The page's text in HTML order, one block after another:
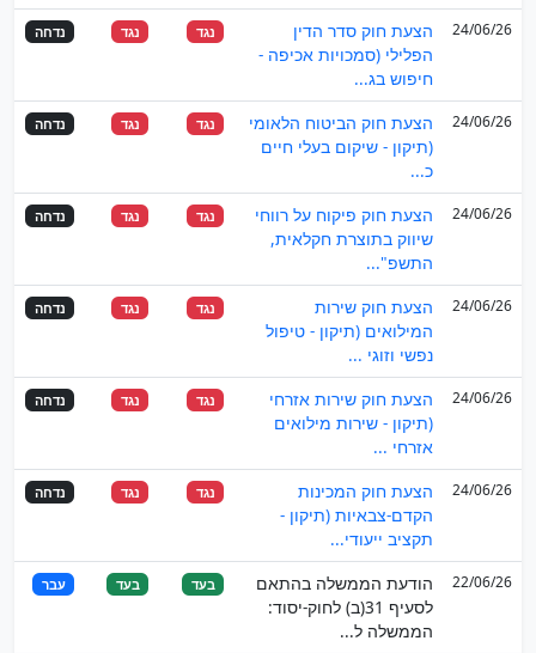
24/06/26
הצעת חוק סדר הדין
הפלילי (סמכויות אכיפה -
חיפוש בג...
נגד נגד נדחה
24/06/26
הצעת חוק הביטוח הלאומי
(תיקון - שיקום בעלי חיים
כ...
נגד נגד נדחה
24/06/26
הצעת חוק פיקוח על רווחי
שיווק בתוצרת חקלאית,
התשפ"...
נגד נגד נדחה
24/06/26
הצעת חוק שירות
המילואים (תיקון - טיפול
נפשי וזוגי ...
נגד נגד נדחה
24/06/26
הצעת חוק שירות אזרחי
(תיקון - שירות מילואים
אזרחי ...
נגד נגד נדחה
24/06/26
הצעת חוק המכינות
הקדם-צבאיות (תיקון -
תקציב ייעודי...
נגד נגד נדחה
22/06/26
הודעת הממשלה בהתאם
לסעיף 31(ב) לחוק-יסוד:
הממשלה ל...
בעד בעד עבר